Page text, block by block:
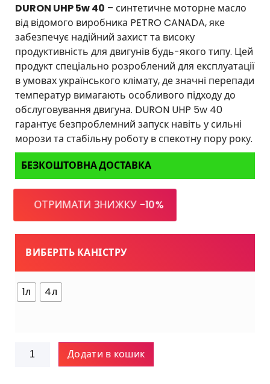
а
з
о
н
ц
і
н
:
в
і
д
5
3
5
г
0
0
п
а
з
о
н
ц
і
н
:
в
і
д
5
0
8
'
9
DURON UHP 5w 40 – синтетичне моторне масло
від відомого виробника PETRO CANADA, яке
забезпечує надійний захист та високу
продуктивність для двигунів будь-якого типу. Цей
продукт спеціально розроблений для експлуатації
в умовах українського клімату, де значні перепади
температур вимагають особливого підходу до
обслуговування двигуна. DURON UHP 5w 40
гарантує безпроблемний запуск навіть у сильні
морози та стабільну роботу в спекотну пору року.
БЕЗКОШТОВНА ДОСТАВКА
ОТРИМАТИ ЗНИЖКУ -10%
ВИБЕРІТЬ КАНІСТРУ
1л 4л
DURON
Додати в кошик